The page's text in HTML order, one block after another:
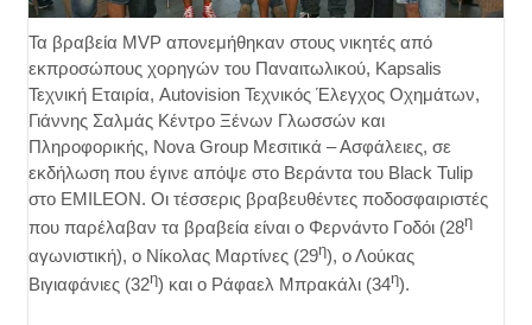
Τα βραβεία MVP απονεμήθηκαν στους νικητές από
εκπροσώπους χορηγών του Παναιτωλικού, Kapsalis
Τεχνική Εταιρία, Autovision Τεχνικός Έλεγχος Οχημάτων,
Γιάννης Σαλμάς Κέντρο Ξένων Γλωσσών και
Πληροφορικής, Nova Group Μεσιτικά – Ασφάλειες, σε
εκδήλωση που έγινε απόψε στο Βεράντα του Black Tulip
στο EMILEON. Οι τέσσερις βραβευθέντες ποδοσφαιριστές
που παρέλαβαν τα βραβεία είναι ο Φερνάντο Γοδόι (28η
αγωνιστική), ο Νίκολας Μαρτίνες (29η), ο Λούκας
Βιγιαφάνιες (32η) και ο Ράφαελ Μπρακάλι (34η).